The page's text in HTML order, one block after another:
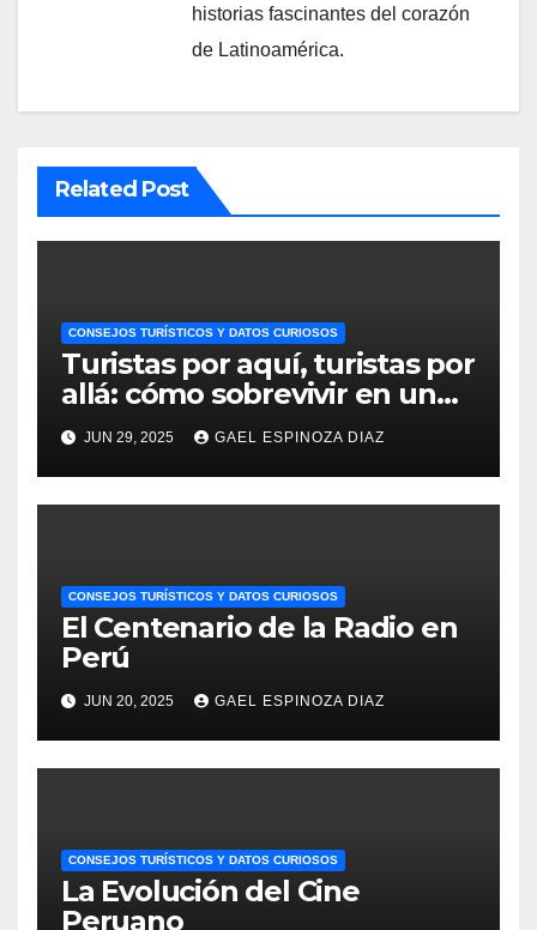
historias fascinantes del corazón
de Latinoamérica.
Related Post
CONSEJOS TURÍSTICOS Y DATOS CURIOSOS
Turistas por aquí, turistas por
allá: cómo sobrevivir en un
Perú invadido
JUN 29, 2025 GAEL ESPINOZA DIAZ
CONSEJOS TURÍSTICOS Y DATOS CURIOSOS
El Centenario de la Radio en
Perú
JUN 20, 2025 GAEL ESPINOZA DIAZ
CONSEJOS TURÍSTICOS Y DATOS CURIOSOS
La Evolución del Cine
Peruano